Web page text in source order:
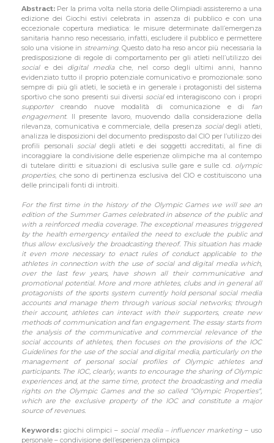
Abstract: Per la prima volta nella storia delle Olimpiadi assisteremo a una
edizione dei Giochi estivi celebrata in assenza di pubblico e con una
eccezionale copertura mediatica: le misure determinate dall’emergenza
sanitaria hanno reso necessario, infatti, escludere il pubblico e permettere
solo una visione in streaming. Questo dato ha reso ancor più necessaria la
predisposizione di regole di comportamento per gli atleti nell’utilizzo dei
sociale dei digital mediache, nel corso degli ultimi anni, hanno
evidenziato tutto il proprio potenziale comunicativo e promozionale: sono
sempre di più gli atleti, le società e in generale i protagonisti del sistema
sportivo che sono presenti sui diversisocialed interagiscono con i propri
supportercreando nuove modalità di comunicazione e di fan
engagement. Il presente lavoro, muovendo dalla considerazione della
rilevanza, comunicativa e commerciale, della presenza socialdegli atleti,
analizza le disposizioni del documento predisposto dal CIO per l’utilizzo dei
profili personalisocialdegli atleti e dei soggetti accreditati, al fine di
incoraggiare la condivisione delle esperienze olimpiche ma al contempo
di tutelare diritti e situazioni di esclusiva sulle gare e sulle cd. olympic
properties, che sono di pertinenza esclusiva del CIO e costituiscono una
delle principali fonti di introiti.
For the first time in the history of the Olympic Games we will see an
edition of the Summer Games celebrated in absence of the public and
with a reinforced media coverage. The exceptional measures triggered
by the health emergency entailed the need to exclude the public and
thus allow exclusively the broadcasting thereof. This situation has made
it even more necessary to enact rules of conduct applicable to the
athletes in connection with the use of social and digital media which,
over the last few years, have shown all their communicative and
promotional potential. More and more athletes, clubs and in general all
protagonists of the sports system currently hold personal social media
accounts and manage them through various social networks; through
their account, athletes can interact with their supporters, create new
methods of communication and fan engagement. The essay starts from
the analysis of the communicative and commercial relevance of the
social accounts of athletes, then focuses on the provisions of the IOC
Guidelines for the use of the social and digital media, particularly on the
management of personal social profiles of Olympic athletes and
participants. The IOC, clearly, wants to encourage the sharing of Olympic
experiences and, at the same time, protect the broadcasting and media
rights on the Olympic Games and the so called “Olympic Properties“,
which are the exclusive property of the IOC and constitute a major
source of revenues.
Keywords: giochi olimpici – social media – influencer marketing – uso
personale – condivisione dell’esperienza olimpica